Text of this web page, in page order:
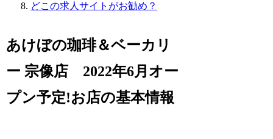
どこの求人サイトがお勧め？
あけぼの珈琲＆ベーカリ
ー 宗像店 2022年6月オー
プン予定!お店の基本情報